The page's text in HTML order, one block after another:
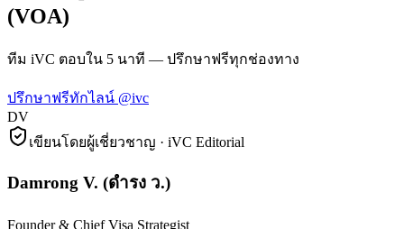
(VOA)
ทีม iVC ตอบใน 5 นาที — ปรึกษาฟรีทุกช่องทาง
ปรึกษาฟรีทักไลน์ @ivc
DV
เขียนโดยผู้เชี่ยวชาญ · iVC Editorial
Damrong V. (ดำรง ว.)
Founder & Chief Visa Strategist